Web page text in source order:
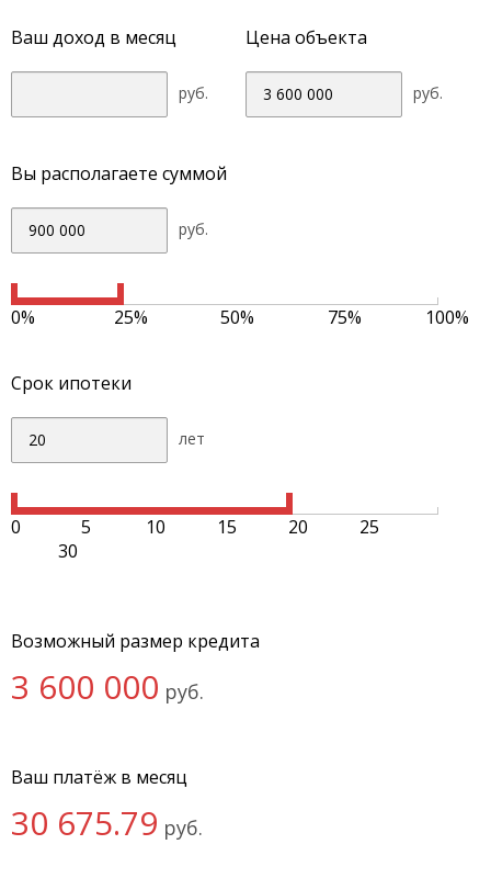
Ваш доход в месяц Цена объекта
руб. руб.
Вы располагаете суммой
руб.
0% 25% 50% 75% 100%
Срок ипотеки
лет
0 5 10 15 20
25
30
Возможный размер кредита
3 600 000 руб.
Ваш платёж в месяц
30 675.79 руб.